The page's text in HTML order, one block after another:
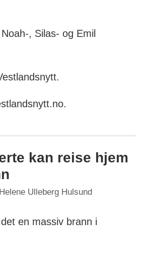
, Silas- og Emil
kan reise hjem
Helene Ulleberg Hulsund
en massiv brann i